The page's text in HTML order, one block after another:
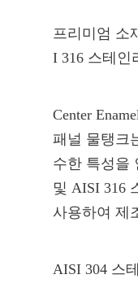
프리미엄 소
I 316 스테인
Center
패널 물탱크
수한 특성을
및 AISI 316
사용하여 제
AISI 304 스